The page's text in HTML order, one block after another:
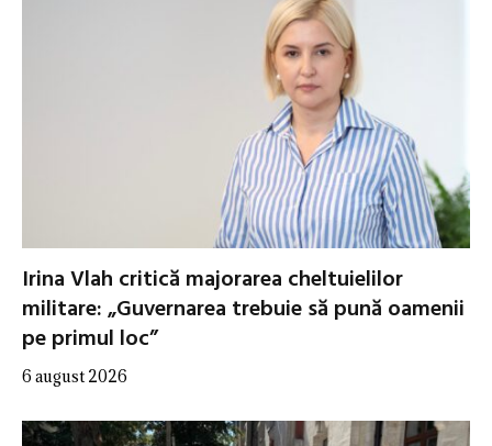
Irina Vlah critică majorarea cheltuielilor
militare: „Guvernarea trebuie să pună oamenii
pe primul loc”
6 august 2026